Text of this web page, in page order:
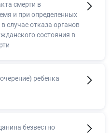
смерти в
и при определенных
случае отказа органов
состояния в
ребенка
безвестно